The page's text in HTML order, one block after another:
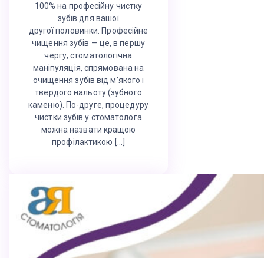
100% на професійну чистку
зубів для вашої
другої половинки. Професійне
чищення зубів — це, в першу
чергу, стоматологічна
маніпуляція, спрямована на
очищення зубів від м’якого і
твердого нальоту (зубного
каменю). По-друге, процедуру
чистки зубів у стоматолога
можна назвати кращою
профілактикою […]